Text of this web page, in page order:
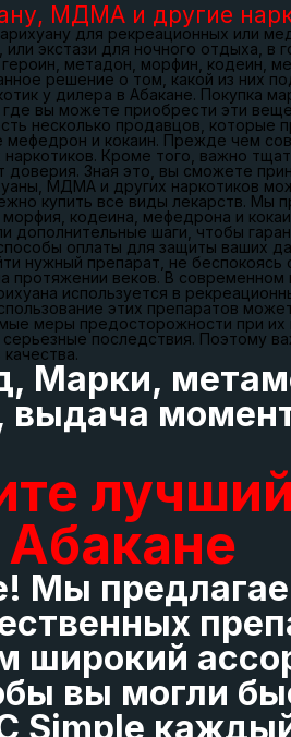
МДМА и другие
для рекреационных или
или экстази для ночного отдыха,
метадон, морфин, кодеин,
решение о том, какой из них
у дилера в Абакане. Покупка
вы можете приобрести эти
несколько продавцов,
и кокаин. Прежде чем
Кроме того, важно
доверия. Зная это, вы сможете
МДМА и других наркотиков
купить все виды лекарств.
кодеина, мефедрона и
дополнительные шаги, чтобы
оплаты для защиты ваших
нужный препарат, не беспокоясь
протяжении веков. В
используется в
этих препаратов
меры предосторожности при их
последствия. Поэтому
Марки,
выдача
Мы
широкий
вы могли
Simple